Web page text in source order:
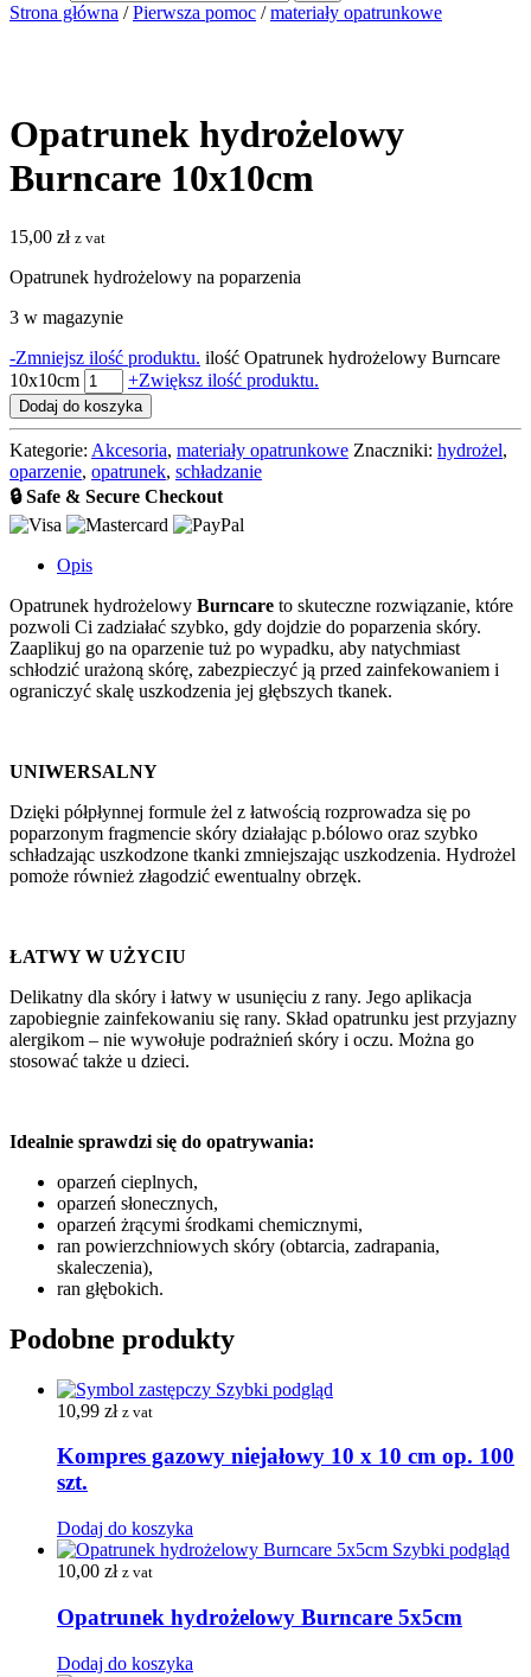
Strona główna /Pierwsza pomoc /materiały opatrunkowe
Opatrunek hydrożelowy
Burncare 10x10cm
15,00 zł z vat
Opatrunek hydrożelowy na poparzenia
3 w magazynie
-Zmniejsz ilość produktu. ilość Opatrunek hydrożelowy Burncare
10x10cm
+Zwiększ ilość produktu.
Dodaj do koszyka
Kategorie: Akcesoria, materiały opatrunkowe Znaczniki: hydrożel,
oparzenie, opatrunek, schładzanie
🔒 Safe & Secure Checkout
Opis
Opatrunek hydrożelowy Burncare to skuteczne rozwiązanie, które
pozwoli Ci zadziałać szybko, gdy dojdzie do poparzenia skóry.
Zaaplikuj go na oparzenie tuż po wypadku, aby natychmiast
schłodzić urażoną skórę, zabezpieczyć ją przed zainfekowaniem i
ograniczyć skalę uszkodzenia jej głębszych tkanek.
UNIWERSALNY
Dzięki półpłynnej formule żel z łatwością rozprowadza się po
poparzonym fragmencie skóry działając p.bólowo oraz szybko
schładzając uszkodzone tkanki zmniejszając uszkodzenia. Hydrożel
pomoże również złagodzić ewentualny obrzęk.
ŁATWY W UŻYCIU
Delikatny dla skóry i łatwy w usunięciu z rany. Jego aplikacja
zapobiegnie zainfekowaniu się rany. Skład opatrunku jest przyjazny
alergikom – nie wywołuje podrażnień skóry i oczu. Można go
stosować także u dzieci.
Idealnie sprawdzi się do opatrywania:
oparzeń cieplnych,
oparzeń słonecznych,
oparzeń żrącymi środkami chemicznymi,
ran powierzchniowych skóry (obtarcia, zadrapania,
skaleczenia),
ran głębokich.
Podobne produkty
Szybki podgląd
10,99 zł z vat
Kompres gazowy niejałowy 10 x 10 cm op. 100
szt.
Dodaj do koszyka
Szybki podgląd
10,00 zł z vat
Opatrunek hydrożelowy Burncare 5x5cm
Dodaj do koszyka